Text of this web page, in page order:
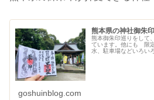
熊本県の神社御朱印
熊本御朱印巡りをして
ています。他にも 限
水、駐車場などいろい
goshuinblog.com